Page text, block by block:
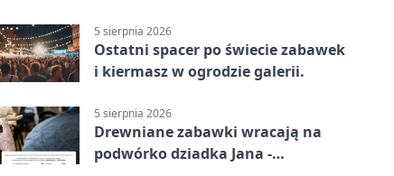
5 sierpnia 2026
Ostatni spacer po świecie zabawek
i kiermasz w ogrodzie galerii.
5 sierpnia 2026
Drewniane zabawki wracają na
podwórko dziadka Jana -